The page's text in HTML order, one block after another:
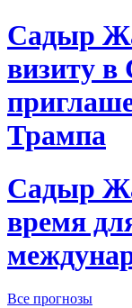
Садыр
визиту
Трампа
Садыр
время
Все прогнозы